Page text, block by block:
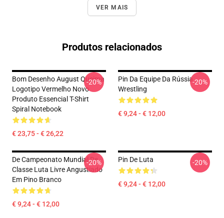
VER MAIS
Produtos relacionados
Bom Desenho August Queima
Logotipo Vermelho Novo
Produto Essencial T-Shirt
Spiral Notebook
€ 23,75 - € 26,22
-20%
Pin Da Equipe Da Rússia
Wrestling
€ 9,24 - € 12,00
-20%
De Campeonato Mundial De
Classe Luta Livre Angustiado
Em Pino Branco
€ 9,24 - € 12,00
-20% Pin De Luta
€ 9,24 - € 12,00
-20%